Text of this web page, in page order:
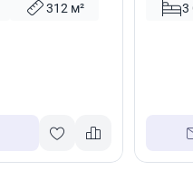
312 м²
3